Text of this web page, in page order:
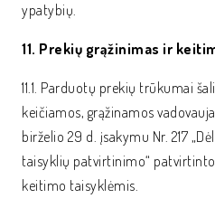
ypatybių.
11. Prekių grąžinimas ir
11.1. Parduotų prekių trūkumai
keičiamos, grąžinamos
birželio 29 d. įsakymu Nr. 217
taisyklių patvirtinimo“
keitimo taisyklėmis.